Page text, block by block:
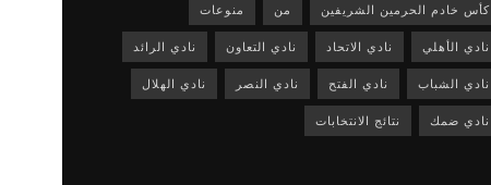
كأس خادم الحرمين الشريفين من منوعات
نادي الأهلي نادي الاتحاد نادي التعاون نادي الرائد
نادي الشباب نادي الفتح نادي النصر نادي الهلال
نادي ضمك نتائج الانتخابات